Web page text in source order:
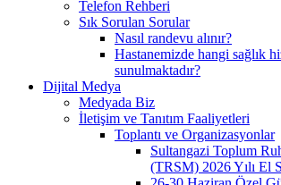
Telefon Rehberi
Sık Sorulan Sorular
Nasıl randevu alınır?
Hastanemizde hangi sağlık
sunulmaktadır?
Dijital Medya
Medyada Biz
İletişim ve Tanıtım Faaliyetleri
Toplantı ve Organizasyonlar
Sultangazi Toplum
(TRSM) 2026 Yılı El